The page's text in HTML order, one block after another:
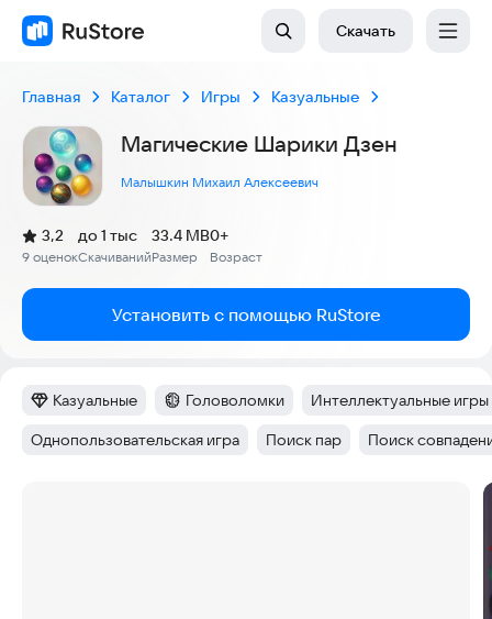
Скачать
Главная Каталог Игры Казуальные
Магические Шарики Дзен
Малышкин Михаил Алексеевич
Рейтинг:
3,2
(
9 оценок
)
Скачиваний
до 1 тыс
Размер
33.4 MB
Возраст
0+
Установить с помощью RuStore
Категория:
Казуальные Категория:
Головоломки Тег:
Интеллектуальные игры
Тег:
Однопользовательская игра Тег:
Поиск пар Тег:
Поиск